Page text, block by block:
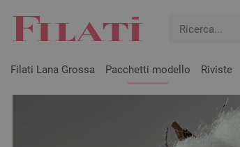
Filati Lana Grossa Pacchetti modello Riviste